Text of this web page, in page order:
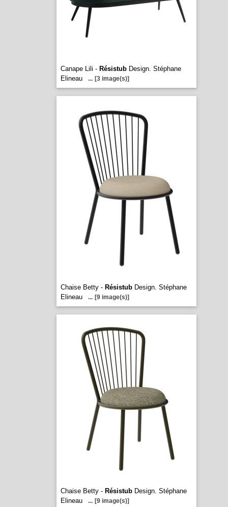
Canape Lili - RésistubDesign. Stéphane
Elineau
... [3 image(s)]
Chaise Betty - RésistubDesign. Stéphane
Elineau
... [9 image(s)]
Chaise Betty - RésistubDesign. Stéphane
Elineau
... [9 image(s)]